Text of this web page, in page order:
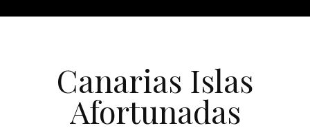
Canarias Islas
Afortunadas